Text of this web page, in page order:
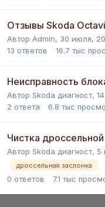
Отзывы Skoda
Автор Admin, 30 июля,
13 ответов 16.7 тыс
Неисправность
Автор Skoda диагност,
2 ответа 6.8 тыс
Чистка
Автор Skoda диагност, 5
дроссельная заслонка
0 ответов 7.1 тыс